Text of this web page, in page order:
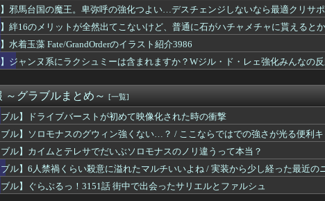
う謎のモビルスーツ
SELECTION収録『聖王女ローズパメラ...
ベストバウトだと思っている
リスの武ルメファンの痛バッグｗｗｗ 他ウマ娘・競馬小ネタま...
とうおおお万紫は重厚なストーリー！これは期待できるな！(...
ン30～50万ダメ出し続けてるの頭おかしくなるで
クソダサい機体がいるよな
ん、ルガディンにしては寿命が長すぎる。考察勢「公開設定...
してる一流トレーナーをキングと一緒に見ていく
ル「そろそろ狩るわ...♥」
テレサでだいぶソロモナスのノリ違うって本当？
上最低の後付け
海ってなんか悪いことしたの
いたウマ娘からしか得られない栄養がある
「サンドローネ確保勢おめでとう～パチパチ」って動画出してて...
】邪馬台国の魔王。卑弥呼の強化つよい…デスチェンジしないなら最適クリサ
】絆16のメリットが全然出てこないけど、普通に石がハチャメチャに貰えると
】水着玉藻 Fate/GrandOrderのイラスト紹介3986
】ジャンヌ系にラクシュミーは含まれますか？Wジル・ド・レェ強化みんなの
～グラブルまとめ～ [一覧]
ブル】ドライブバーストが初めて映像化された時の衝撃
ブル】ソロモナスのグウィン強くない…？ / ここならではでの強さが光る便利
ブル】カイムとテレサでだいぶソロモナスのノリ違うって本当？
ブル】6人禁禍くらい殺意に溢れたマルチいいよね / 実装から少し経った最近の
ブル】ぐらぶるっ！3151話 街中で出会ったサリエルとファルシュ